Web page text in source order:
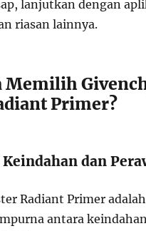
lanjutkan dengan
riasan lainnya.
Memilih
Primer?
dan
Radiant Primer adalah
antara